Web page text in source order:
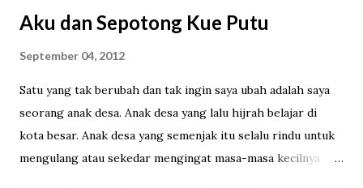
Aku dan Sepotong Kue Putu
September 04, 2012
Satu yang tak berubah dan tak ingin saya ubah adalah saya
seorang anak desa. Anak desa yang lalu hijrah belajar di
kota besar. Anak desa yang semenjak itu selalu rindu untuk
mengulang atau sekedar mengingat masa-masa kecilnya